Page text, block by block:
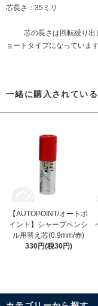
芯長さ：35ミリ
芯の長さは回転繰り
ョートタイプになっていま
一緒に購入されてい
【AUTOPOINT/オートポ
イント】シャープペンシ
ル用替え芯(0.9mm/赤)
330円(税30円)